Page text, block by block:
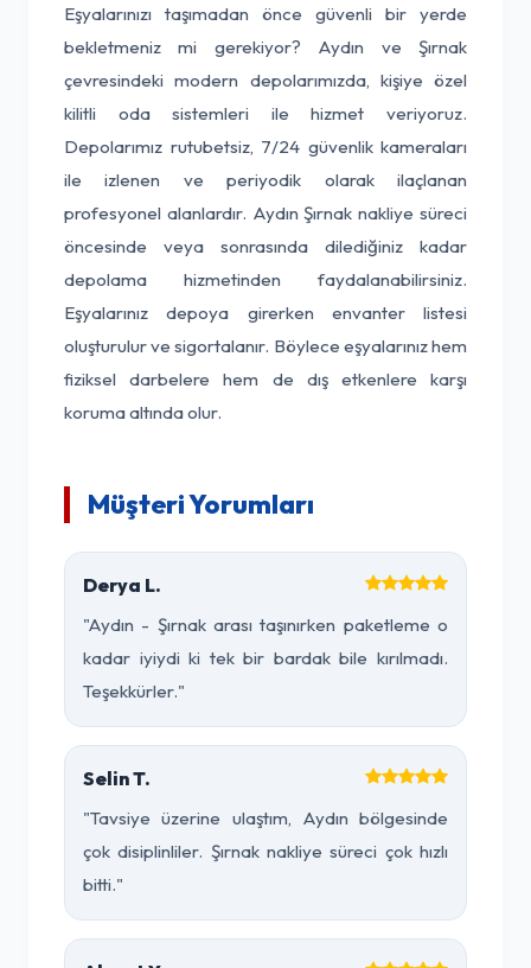
Eşyalarınızı taşımadan önce güvenli bir yerde
bekletmeniz mi gerekiyor? Aydın ve Şırnak
çevresindeki modern depolarımızda, kişiye özel
kilitli oda sistemleri ile hizmet veriyoruz.
Depolarımız rutubetsiz, 7/24 güvenlik kameraları
ile izlenen ve periyodik olarak ilaçlanan
profesyonel alanlardır. Aydın Şırnak nakliye süreci
öncesinde veya sonrasında dilediğiniz kadar
depolama hizmetinden faydalanabilirsiniz.
Eşyalarınız depoya girerken envanter listesi
oluşturulur ve sigortalanır. Böylece eşyalarınız hem
fiziksel darbelere hem de dış etkenlere karşı
koruma altında olur.
Müşteri Yorumları
Derya L.
"Aydın - Şırnak arası taşınırken paketleme o
kadar iyiydi ki tek bir bardak bile kırılmadı.
Teşekkürler."
Selin T.
"Tavsiye üzerine ulaştım, Aydın bölgesinde
çok disiplinliler. Şırnak nakliye süreci çok hızlı
bitti."